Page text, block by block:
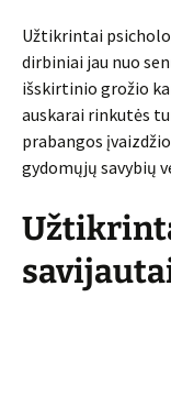
Užtikrintai
dirbiniai jau nuo
išskirtinio grožio
auskarai rinkutės
prabangos
gydomųjų savybių